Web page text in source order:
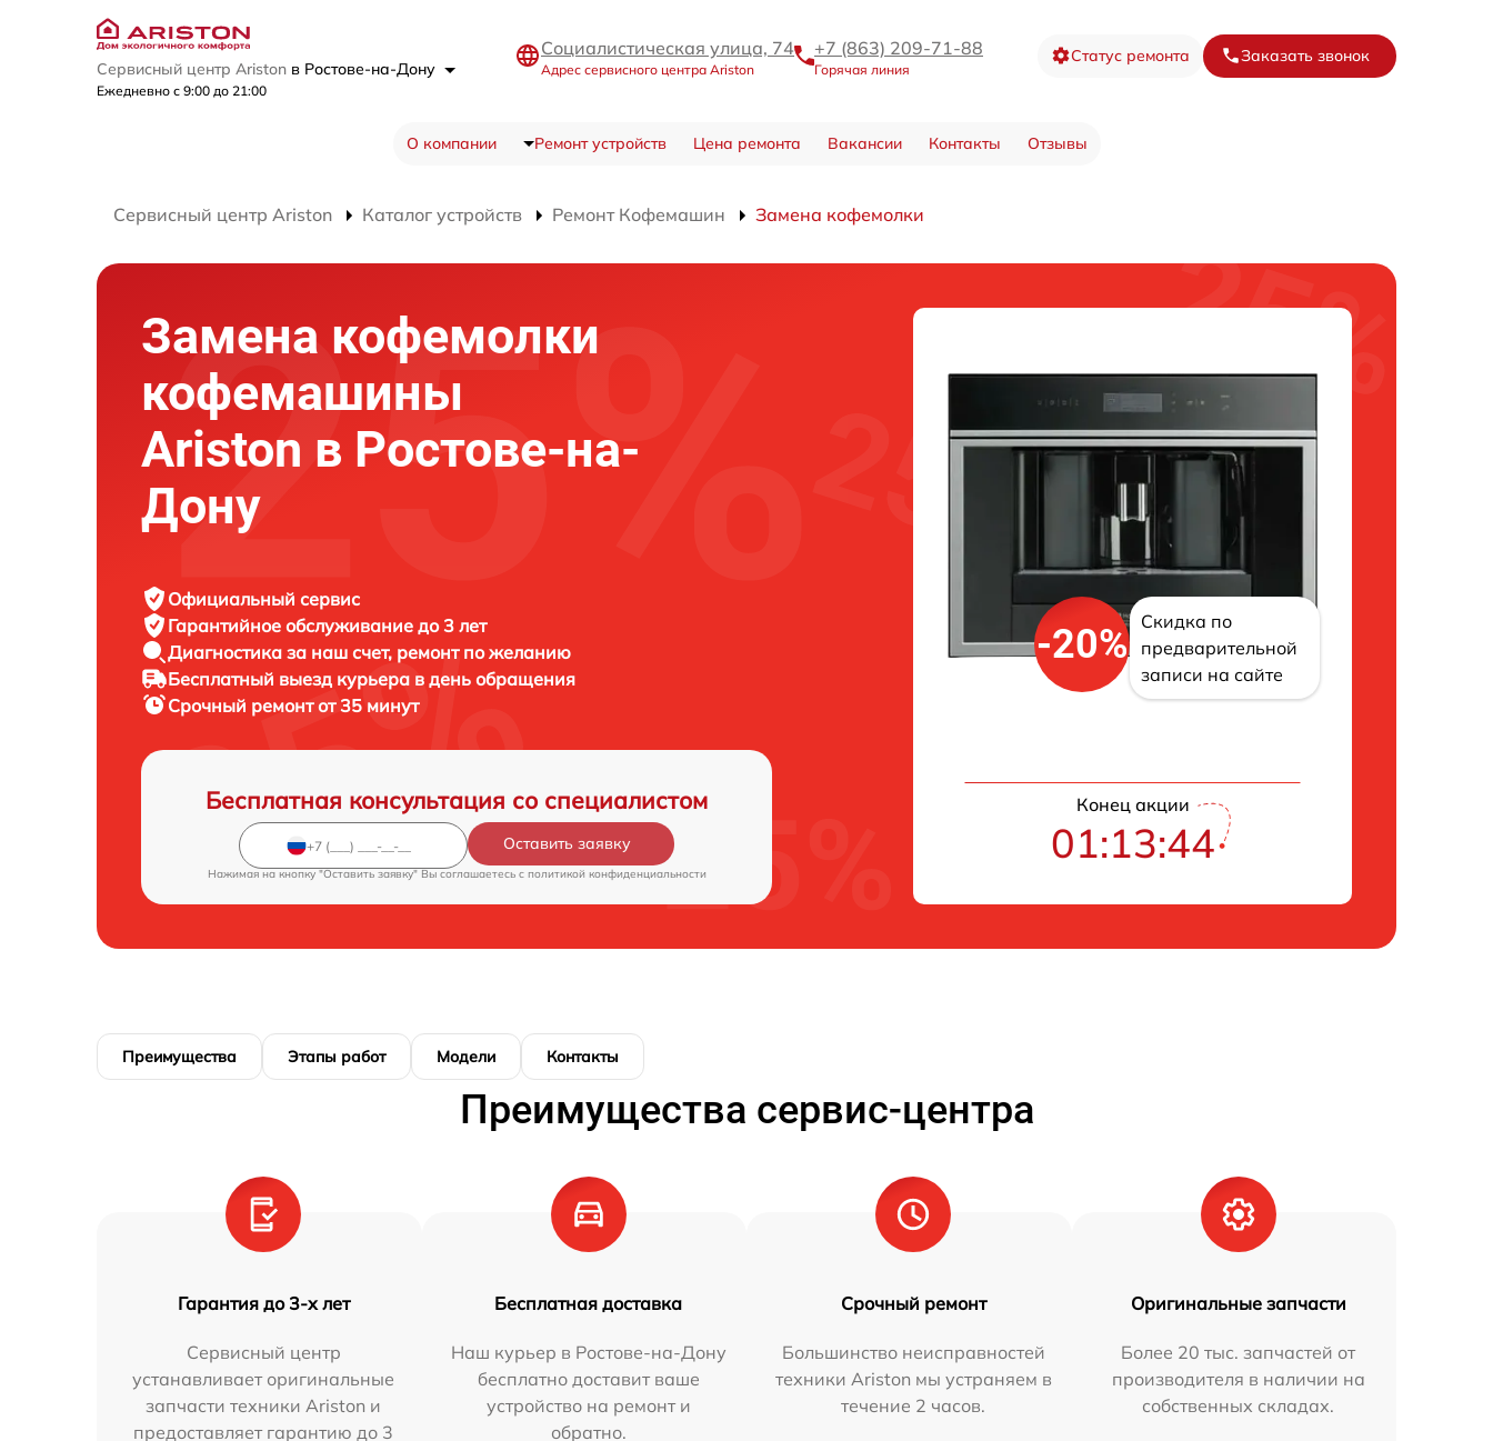
Сервисный центр Ariston в Ростове-на-Дону
Ежедневно с 9:00 до 21:00
Социалистическая улица, 74
Адрес сервисного центра Ariston
+7 (863) 209-71-88
Горячая линия
Статус ремонта Заказать звонок
О компании Ремонт устройств Цена ремонта Вакансии Контакты Отзывы
Сервисный центр Ariston Каталог устройств Ремонт Кофемашин Замена кофемолки
Замена кофемолки
кофемашины
Ariston в Ростове-на-
Дону
Официальный сервис
Гарантийное обслуживание до 3 лет
Диагностика за наш счет, ремонт по желанию
Бесплатный выезд курьера в день обращения
Срочный ремонтот 35 минут
Бесплатная консультация со специалистом
Оставить заявку
Нажимая на кнопку "Оставить заявку" Вы соглашаетесь c политикой конфиденциальности
-20%
Скидка по
предварительной
записи на сайте
Конец акции
01:13:43
Преимущества Этапы работ Модели Контакты
Преимущества сервис-центра
Гарантия до 3-х лет
Сервисный центр
устанавливает оригинальные
запчасти техники Ariston и
предоставляет гарантию до 3
Бесплатная доставка
Наш курьер в Ростове-на-Дону
бесплатно доставит ваше
устройство на ремонт и
обратно.
Срочный ремонт
Большинство неисправностей
техники Ariston мы устраняем в
течение 2 часов.
Оригинальные запчасти
Более 20 тыс. запчастей от
производителя в наличии на
собственных складах.